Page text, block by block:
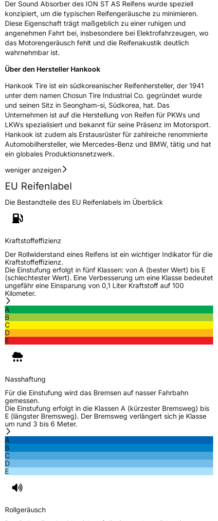
EPREL ID 2267780
Allgemeine Produktsicherheit (GPSR)
Herstellerkontakt
technik@hankookreifen.de
Der Sound Absorber des ION ST AS Reifens wurde speziell
konzipiert, um die typischen Reifengeräusche zu minimieren.
Diese Eigenschaft trägt maßgeblich zu einer ruhigen und
angenehmen Fahrt bei, insbesondere bei Elektrofahrzeugen, wo
das Motorengeräusch fehlt und die Reifenakustik deutlich
wahrnehmbar ist.
Über den Hersteller Hankook
Hankook Tire ist ein südkoreanischer Reifenhersteller, der 1941
unter dem namen Chosun Tire Industrial Co. gegründet wurde
und seinen Sitz in Seongham-si, Südkorea, hat. Das
Unternehmen ist auf die Herstellung von Reifen für PKWs und
LKWs spezialisiert und bekannt für seine Präsenz im Motorsport.
Hankook ist zudem als Erstausrüster für zahlreiche renommierte
Automobilhersteller, wie Mercedes-Benz und BMW, tätig und hat
ein globales Produktionsnetzwerk.
weniger anzeigen
EU Reifenlabel
Die Bestandteile des EU Reifenlabels im Überblick
Kraftstoffeffizienz
Der Rollwiderstand eines Reifens ist ein wichtiger Indikator für die
Kraftstoffeffizienz.
Die Einstufung erfolgt in fünf Klassen: von A (bester Wert) bis E
(schlechtester Wert). Eine Verbesserung um eine Klasse bedeutet
ungefähr eine Einsparung von 0,1 Liter Kraftstoff auf 100
Kilometer.
A
B
C
D
E
Nasshaftung
Für die Einstufung wird das Bremsen auf nasser Fahrbahn
gemessen.
Die Einstufung erfolgt in die Klassen A (kürzester Bremsweg) bis
E (längster Bremsweg). Der Bremsweg verlängert sich je Klasse
um rund 3 bis 6 Meter.
A
B
C
D
E
Rollgeräusch